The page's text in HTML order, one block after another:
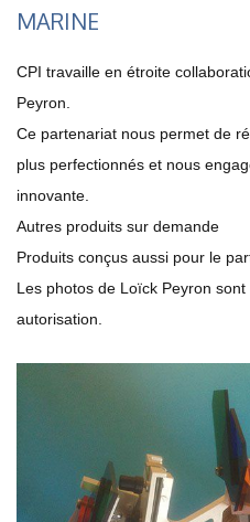
MARINE
CPI travaille en étroite
Peyron.
Ce partenariat nous permet de
plus perfectionnés et nous
innovante.
Autres produits sur demande
Produits conçus aussi pour le
Les photos de Loïck Peyron
autorisation.